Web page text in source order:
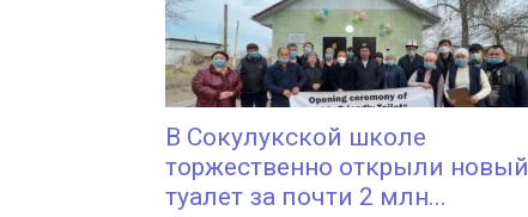
Кыргызстана
В Сокулукской школе
торжественно открыли новый
туалет за почти 2 млн...